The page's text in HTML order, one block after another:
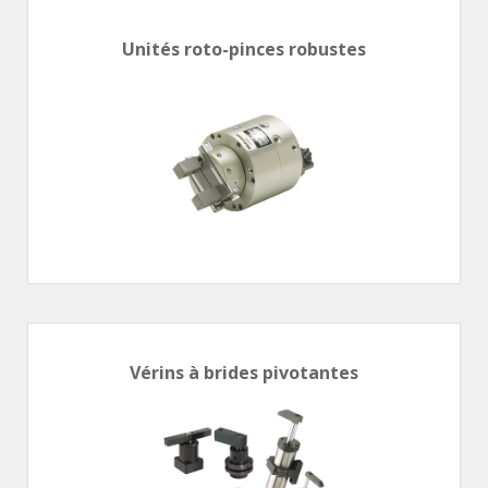
vérins rotatifs
CONTRÔLE DES FLUIDES
Électrovannes tous fluides
DISTRIBUTEURS
Commande à pédale
Commande manuelle
Commande musculaire
Commande pneumatique
Unités roto-pinces robustes
Vérins à brides pivotantes